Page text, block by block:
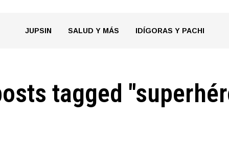
JUPSIN SALUD Y MÁS IDÍGORAS Y PACHI
tagged